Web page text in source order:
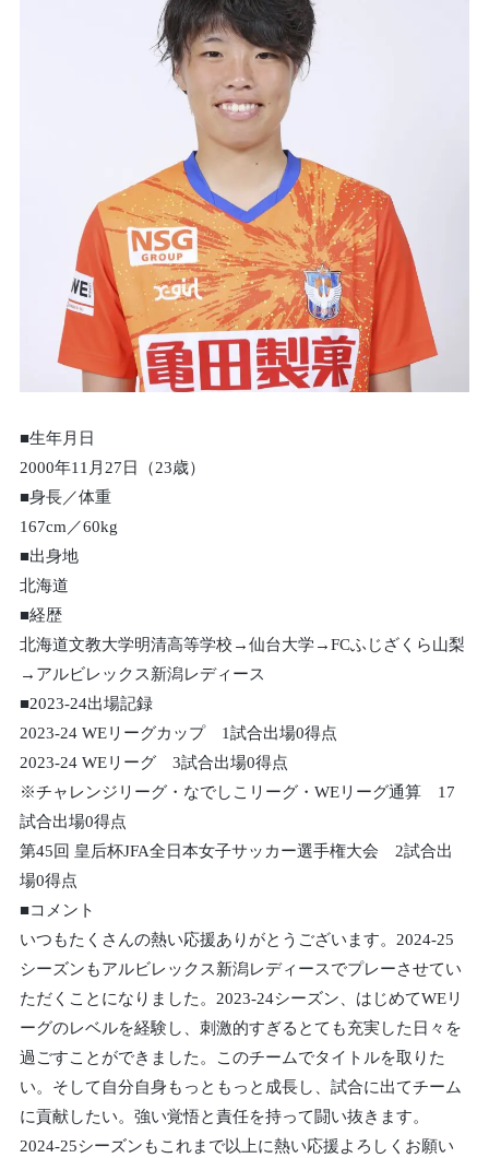
■生年月日
2000年11月27日（23歳）
■身長／体重
167cm／60kg
■出身地
北海道
■経歴
北海道文教大学明清高等学校→仙台大学→FCふじざくら山梨
→アルビレックス新潟レディース
■2023-24出場記録
2023-24 WEリーグカップ 1試合出場0得点
2023-24 WEリーグ 3試合出場0得点
※チャレンジリーグ・なでしこリーグ・WEリーグ通算 17
試合出場0得点
第45回 皇后杯JFA全日本女子サッカー選手権大会 2試合出
場0得点
■コメント
いつもたくさんの熱い応援ありがとうございます。2024-25
シーズンもアルビレックス新潟レディースでプレーさせてい
ただくことになりました。2023-24シーズン、はじめてWEリ
ーグのレベルを経験し、刺激的すぎるとても充実した日々を
過ごすことができました。このチームでタイトルを取りた
い。そして自分自身もっともっと成長し、試合に出てチーム
に貢献したい。強い覚悟と責任を持って闘い抜きます。
2024-25シーズンもこれまで以上に熱い応援よろしくお願い